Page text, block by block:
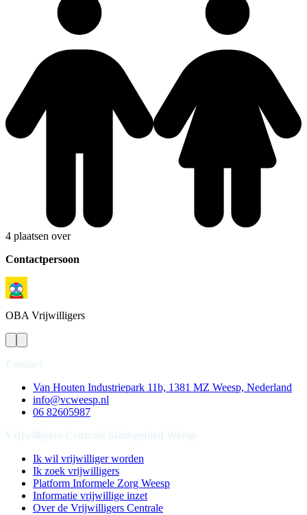
4 plaatsen over
Contactpersoon
OBA Vrijwilligers
Van Houten Industriepark 11b, 1381 MZ Weesp, Nederland
info@vcweesp.nl
06 82605987
Ik wil vrijwilliger worden
Ik zoek vrijwilligers
Platform Informele Zorg Weesp
Informatie vrijwillige inzet
Over de Vrijwilligers Centrale